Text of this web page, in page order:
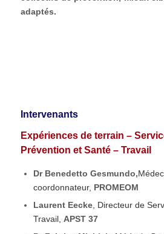
adaptés.
Intervenants
Expériences de terrain –
Prévention et Santé – Travail
Dr Benedetto Gesmundo,
coordonnateur, PROMEOM
Laurent Eecke, Directeur de
Travail, APST 37